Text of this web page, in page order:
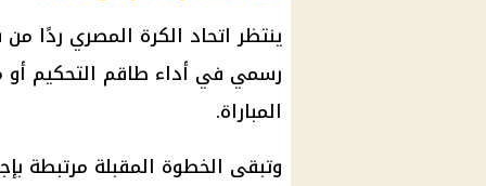
ينتظر اتحاد الكرة المصري ردًا من
رسمي في أداء طاقم التحكيم أو
المباراة.
وتبقى الخطوة المقبلة مرتبطة